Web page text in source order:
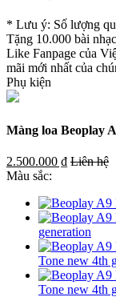
* Lưu ý: Số lượng
Tặng 10.000 bài
Like Fanpage của
mãi mới nhất của
Phụ kiện
Màng loa Beoplay
2.500.000 ₫ Liên hệ
Màu sắc:
generation
Tone new 4th
Tone new 4th